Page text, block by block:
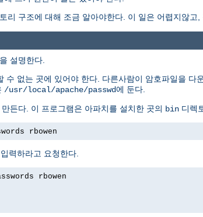
리 구조에 대해 조금 알아야한다. 이 일은 어렵지않고
설명한다.
없는 곳에 있어야 한다. 다른사람이 암호파일을 다
/usr/local/apache/passwd에 둔다.
든다. 이 프로그램은 아파치를 설치한 곳의 bin 디렉
rbowen
력하라고 요청한다.
rbowen